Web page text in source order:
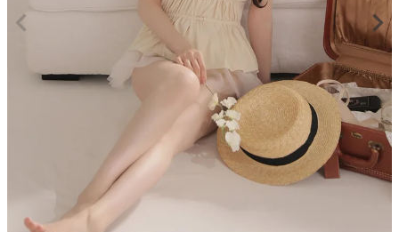
タイトロングドレス